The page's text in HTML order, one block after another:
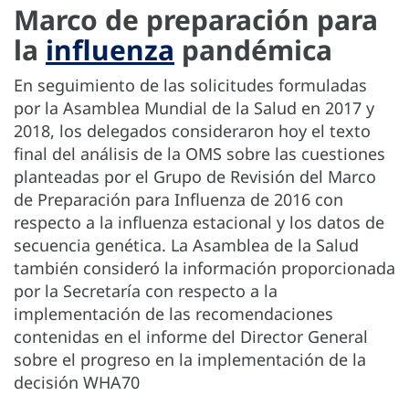
Marco de preparación para
la influenza pandémica
En seguimiento de las solicitudes formuladas
por la Asamblea Mundial de la Salud en 2017 y
2018, los delegados consideraron hoy el texto
final del análisis de la OMS sobre las cuestiones
planteadas por el Grupo de Revisión del Marco
de Preparación para Influenza de 2016 con
respecto a la influenza estacional y los datos de
secuencia genética. La Asamblea de la Salud
también consideró la información proporcionada
por la Secretaría con respecto a la
implementación de las recomendaciones
contenidas en el informe del Director General
sobre el progreso en la implementación de la
decisión WHA70